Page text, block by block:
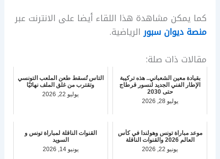
كما يمكن مشاهدة هذا اللقاء أيضا على الانترنت عبر
منصة ديوان سبورالرياضية.
مقالات ذات صلة:
بقيادة معين الشعباني.. هذه تركيبة
الإطار الفني الجديد لنسور قرطاج
حتى 2030
يوليو 28, 2026
التاس تُسقط طعن الملعب التونسي
وتقترب من غلق الملف نهائيًا
يوليو 22, 2026
موعد مباراة تونس وهولندا في كأس
العالم 2026 والقنوات الناقلة
يونيو 22, 2026
القنوات الناقلة لمباراة تونس و
السويد
يونيو 14, 2026